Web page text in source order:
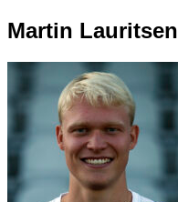
Martin Lauritsen